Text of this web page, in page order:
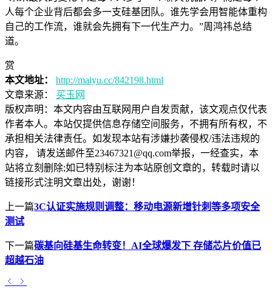
人每个企业背后都会多一支硅基团队。谁先学会用智能体重构
自己的工作流，谁就会先拥有下一代生产力。”周鸿祎总结
道。
赏
本文地址：
http://maiyu.cc/842198.html
文章来源：
买玉网
版权声明： 本文内容由互联网用户自发贡献，该文观点仅代表
作者本人。本站仅提供信息存储空间服务，不拥有所有权，不
承担相关法律责任。如发现本站有涉嫌抄袭侵权/违法违规的
内容， 请发送邮件至23467321@qq.com举报，一经查实，本
站将立刻删除;如已特别标注为本站原创文章的，转载时请以
链接形式注明文章出处，谢谢！
上一篇3C认证实施规则调整：移动电源新增针刺等多项安全
测试
下一篇碳基向硅基生命转变！AI全球爆发下 存储芯片价值已
超越石油